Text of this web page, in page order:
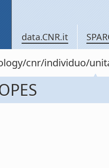
data.CNR.it
cnr/individuo/